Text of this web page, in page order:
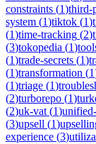
constraints (1)third-
system (1)tiktok (1)
(1)time-tracking (2)
(3)tokopedia (1)
(1)trade-secrets (1)
(1)transformation (1
(1)triage (1)
(2)turborepo (1)
(2)uk-vat (1)
(3)upsell (1)
experience (3)